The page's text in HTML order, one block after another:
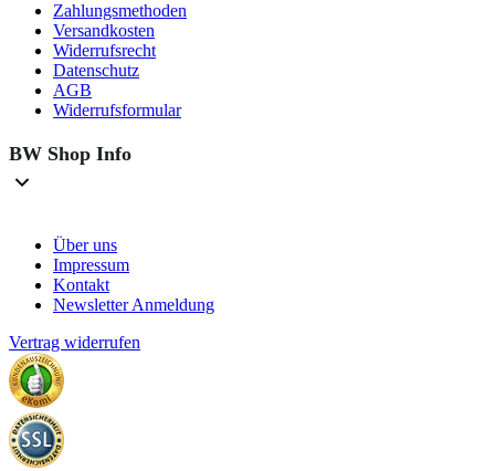
Zahlungsmethoden
Versandkosten
Widerrufsrecht
Datenschutz
AGB
Widerrufsformular
BW Shop Info
Über uns
Impressum
Kontakt
Newsletter Anmeldung
Vertrag widerrufen